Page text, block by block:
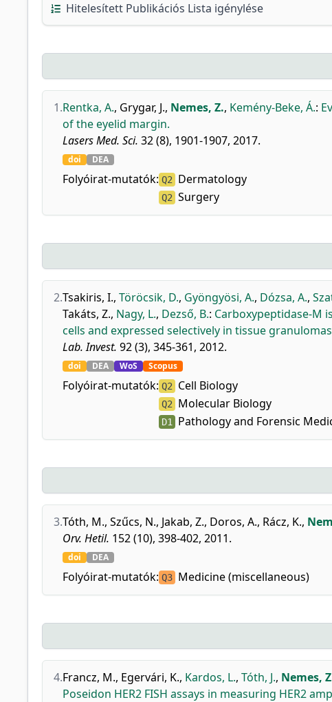
Hitelesített Publikációs Lista igénylése
1.Rentka, A., Grygar, J., Nemes, Z., Kemény-Beke, Á.:
of the eyelid margin.
Lasers Med. Sci. 32 (8), 1901-1907, 2017.
doi DEA
Folyóirat-mutatók: Q2 Dermatology
Q2 Surgery
2.Tsakiris, I., Töröcsik, D., Gyöngyösi, A., Dózsa, A.,
Takáts, Z., Nagy, L., Dezső, B.: Carboxypeptidase-M
cells and expressed selectively in tissue
Lab. Invest. 92 (3), 345-361, 2012.
doi DEA WoS Scopus
Folyóirat-mutatók: Q2 Cell Biology
Q2 Molecular Biology
D1 Pathology and Forensic
3.Tóth, M., Szűcs, N., Jakab, Z., Doros, A., Rácz, K.,
Orv. Hetil. 152 (10), 398-402, 2011.
doi DEA
Folyóirat-mutatók: Q3 Medicine (miscellaneous)
4.Francz, M., Egervári, K., Kardos, L., Tóth, J., Nemes,
Poseidon HER2 FISH assays in measuring HER2